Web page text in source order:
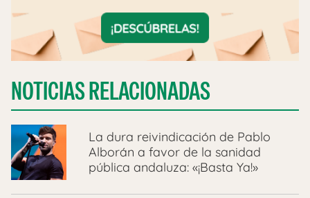
NOTICIAS RELACIONADAS
La dura reivindicación de Pablo
Alborán a favor de la sanidad
pública andaluza: «¡Basta Ya!»